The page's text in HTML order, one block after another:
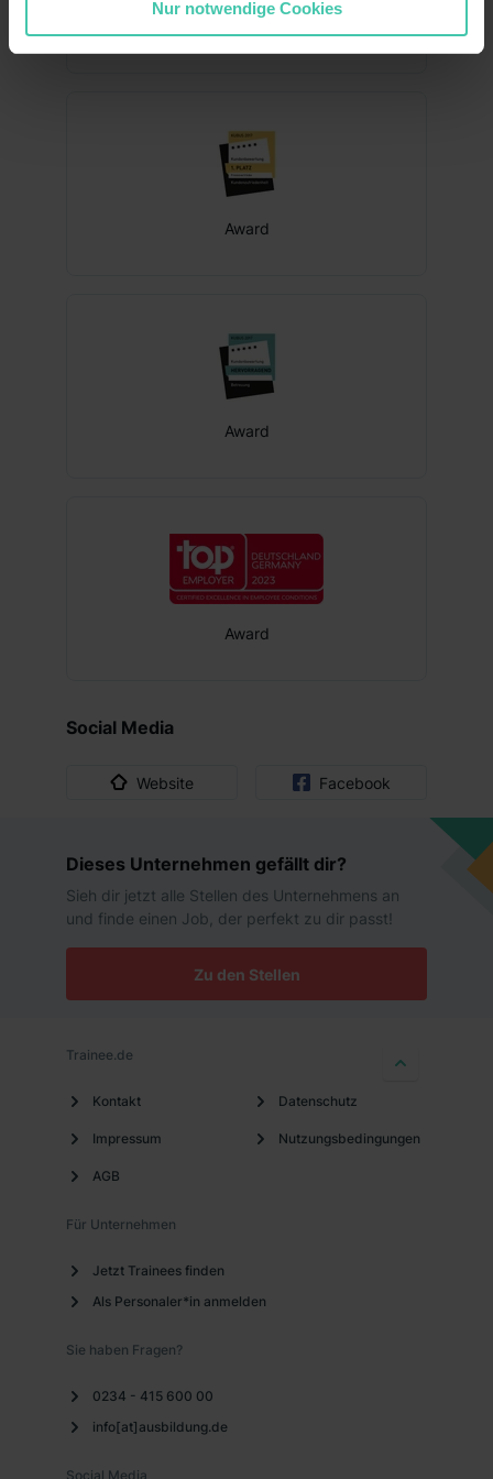
stimmst du allen Verwendungszwecken (ausgenommen
„Notwendig“) zu. Willst du nur bestimmte
„Präferenzen“, „Statistiken“ und „Marketing“ umfasst
hierbei die Einwilligung zur Übermittlung deiner Daten in
die USA (Art. 49 Abs. 1 S. 1 lit. a) DS-GVO). Die USA
verfügen über kein angemessenes Datenschutzniveau
Weitere Informationen zu den einzelnen Cookies findest
du durch Klick auf „Details zeigen“. Weitere
Datenschutzerklärung
Nur notwendige Cookies
Award
Award
Award
Social Media
Website Facebook
Dieses Unternehmen gefällt dir?
Sieh dir jetzt alle Stellen des Unternehmens an
und finde einen Job, der perfekt zu dir passt!
Zu den Stellen
Trainee.de
Kontakt
Impressum
AGB
Datenschutz
Nutzungsbedingungen
Für Unternehmen
Jetzt Trainees finden
Als Personaler*in anmelden
Sie haben Fragen?
0234 - 415 600 00
info[at]ausbildung.de
Social Media